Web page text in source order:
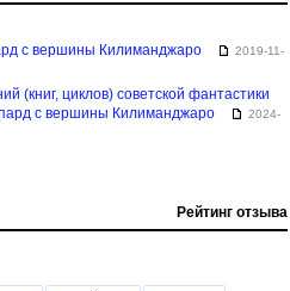
с вершины Килиманджаро
2019-11-
(книг, циклов) советской фантастики
с вершины Килиманджаро
2024-
Рейтинг отзыва